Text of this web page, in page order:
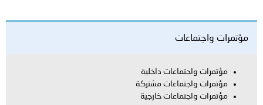
مؤتمرات واجتماعات
مؤتمرات واجتماعات داخلية
مؤتمرات واجتماعات مشتركة
مؤتمرات واجتماعات خارجية